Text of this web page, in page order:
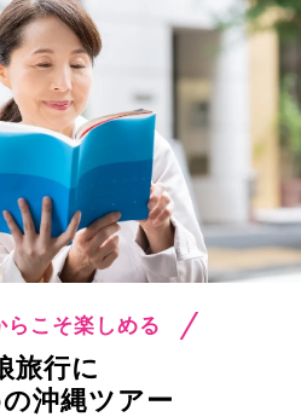
らこそ楽しめる
旅行に
沖縄ツアー